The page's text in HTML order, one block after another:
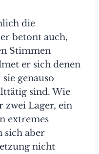
die
betont auch,
Stimmen
er sich denen
genauso
sind. Wie
zwei Lager, ein
extremes
sich aber
nicht